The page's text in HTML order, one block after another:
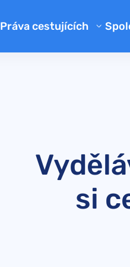
Práva cestujících
Kalkulačka kompenzace
Aerolinky
Stížnosti na letecké
Štrajk leteckej spoločnosti
O
si